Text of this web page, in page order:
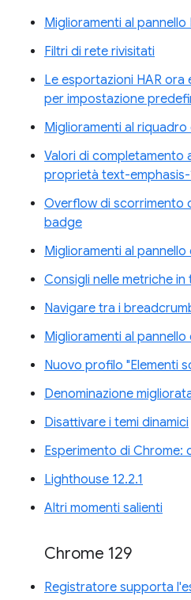
Miglioramenti al pannello
Filtri di rete rivisitati
Le esportazioni HAR ora
per impostazione
Miglioramenti al riquadro
Valori di completamento
proprietà text-
Overflow di scorrimento
badge
Miglioramenti al
Consigli nelle metriche in
Navigare tra i
Miglioramenti al pannello
Nuovo profilo "Elementi
Denominazione
Disattivare i temi dinamici
Esperimento di Chrome:
Lighthouse 12.2.1
Altri momenti salienti
Chrome 129
Registratore supporta